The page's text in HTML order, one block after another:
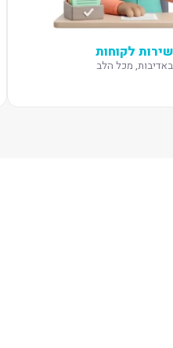
שירות לקוחות
באדיבות, מכל הלב